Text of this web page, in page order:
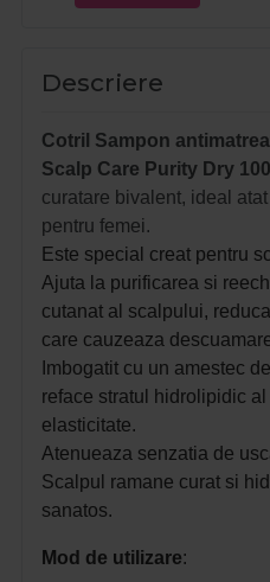
Descriere
Cotril Sampon
Scalp Care Purity Dry
curatare bivalent, ideal
pentru femei.
Este special creat pentru
Ajuta la purificarea si
cutanat al scalpului,
care cauzeaza
Imbogatit cu un amestec
reface stratul hidrolipidic
elasticitate.
Atenueaza senzatia de
Scalpul ramane curat si
sanatos.
Mod de utilizare: